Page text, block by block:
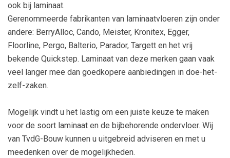
ook bij laminaat.
Gerenommeerde fabrikanten van laminaatvloeren zijn onder
andere: BerryAlloc, Cando, Meister, Kronitex, Egger,
Floorline, Pergo, Balterio, Parador, Targett en het vrij
bekende Quickstep. Laminaat van deze merken gaan vaak
veel langer mee dan goedkopere aanbiedingen in doe-het-
zelf-zaken.
Mogelijk vindt u het lastig om een juiste keuze te maken
voor de soort laminaat en de bijbehorende ondervloer. Wij
van TvdG-Bouw kunnen u uitgebreid adviseren en met u
meedenken over de mogelijkheden.